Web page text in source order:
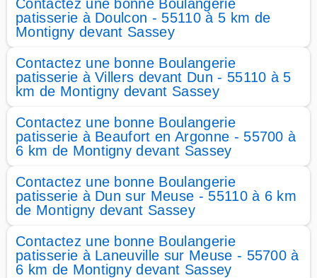
Contactez une bonne Boulangerie
patisserie à Doulcon - 55110 à 5 km de
Montigny devant Sassey
Contactez une bonne Boulangerie
patisserie à Villers devant Dun - 55110 à 5
km de Montigny devant Sassey
Contactez une bonne Boulangerie
patisserie à Beaufort en Argonne - 55700 à
6 km de Montigny devant Sassey
Contactez une bonne Boulangerie
patisserie à Dun sur Meuse - 55110 à 6 km
de Montigny devant Sassey
Contactez une bonne Boulangerie
patisserie à Laneuville sur Meuse - 55700 à
6 km de Montigny devant Sassey